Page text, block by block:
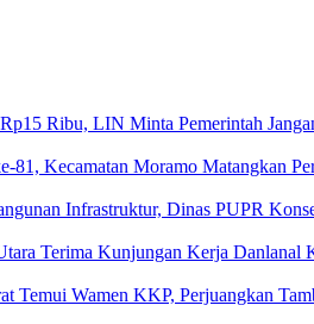
Ribu, LIN Minta Pemerintah
81, Kecamatan Moramo Matangkan
Infrastruktur, Dinas PUPR
Terima Kunjungan Kerja Danlanal
Temui Wamen KKP, Perjuangkan